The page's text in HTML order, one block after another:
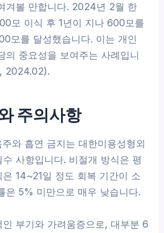
겨볼 만합니다. 2024년 2월 한
모 이식 후 1년이 지나 600모를
모를 달성했습니다. 이는 개인
의 중요성을 보여주는 사례입니
2024.02).
주의사항
와 흡연 금지는 대한미용성형외
사항입니다. 비절개 방식은 평
14~21일 정도 회복 기간이 소
은 5% 미만으로 매우 낮습니다.
부기와 가려움증으로, 대부분 6